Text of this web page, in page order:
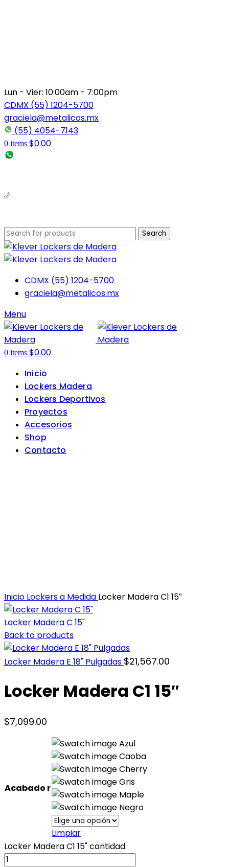
Lun - Vier: 10:00am - 7:00pm
CDMX (55) 1204-5700
graciela@metalicos.mx
(55) 4054-7143
0 items $0.00
Search
CDMX (55) 1204-5700
graciela@metalicos.mx
Menu
0 items $0.00
Inicio
Lockers Madera
Lockers Deportivos
Proyectos
Accesorios
Shop
Contacto
Inicio Lockers a Medida Locker Madera C1 15″
Locker Madera C 15"
Back to products
Locker Madera E 18" Pulgadas $21,567.00
Locker Madera C1 15″
$7,099.00
Acabado r
Azul
Caoba
Cherry
Gris
Maple
Negro
Limpiar
Locker Madera C1 15" cantidad